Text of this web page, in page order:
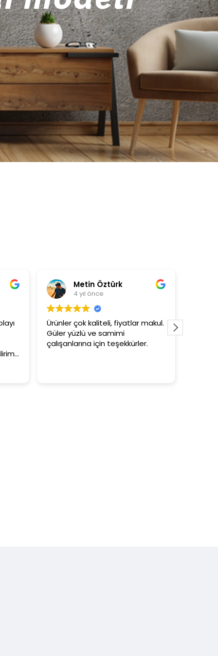
fiyatlar makul.
Asli Ersoy
3+1 evin kagidini kapataslak ne
tutar